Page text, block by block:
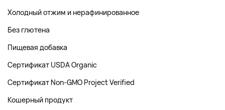
Холодный отжим и нерафинированное
Без глютена
Пищевая добавка
Сертификат USDA Organic
Сертификат Non-GMO Project Verified
Кошерный продукт